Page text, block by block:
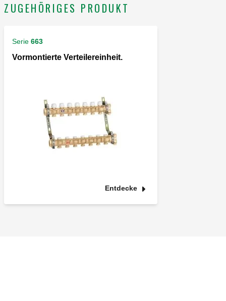
ZUGEHÖRIGES PRODUKT
Serie 663
Vormontierte Verteilereinheit.
Entdecke